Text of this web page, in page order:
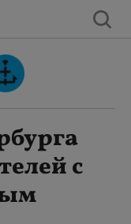
с